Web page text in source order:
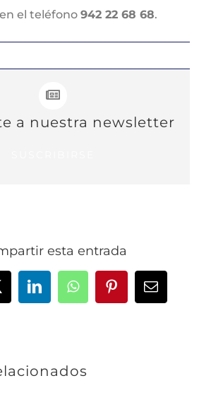
el teléfono 942 22 68 68.
a nuestra newsletter
esta entrada
LinkedInWhatsAppPinterestCorreo